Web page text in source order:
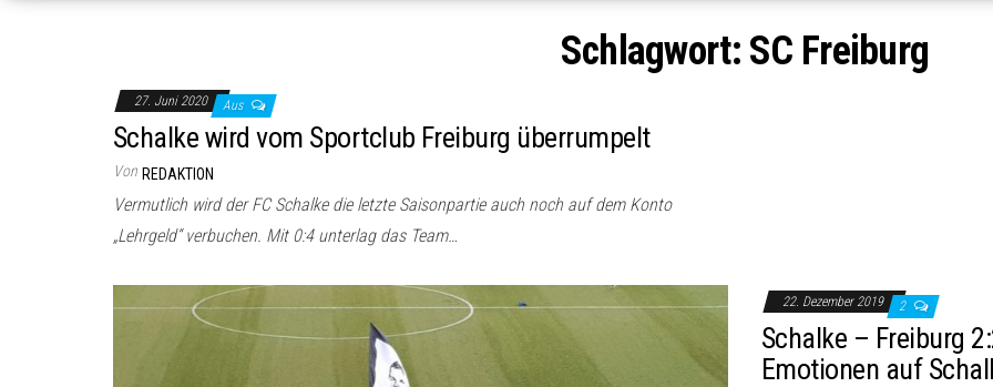
Schlagwort: SC Freiburg
27. Juni 2020 Aus
Schalke wird vom Sportclub Freiburg überrumpelt
Von REDAKTION
Vermutlich wird der FC Schalke die letzte Saisonpartie auch noch auf dem Konto
„Lehrgeld“ verbuchen. Mit 0:4 unterlag das Team…
22. Dezember 2019 2
Schalke – Freiburg
Emotionen auf